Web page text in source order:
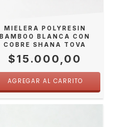
MIELERA POLYRESIN
BAMBOO BLANCA CON
COBRE SHANA TOVA
$15.000,00